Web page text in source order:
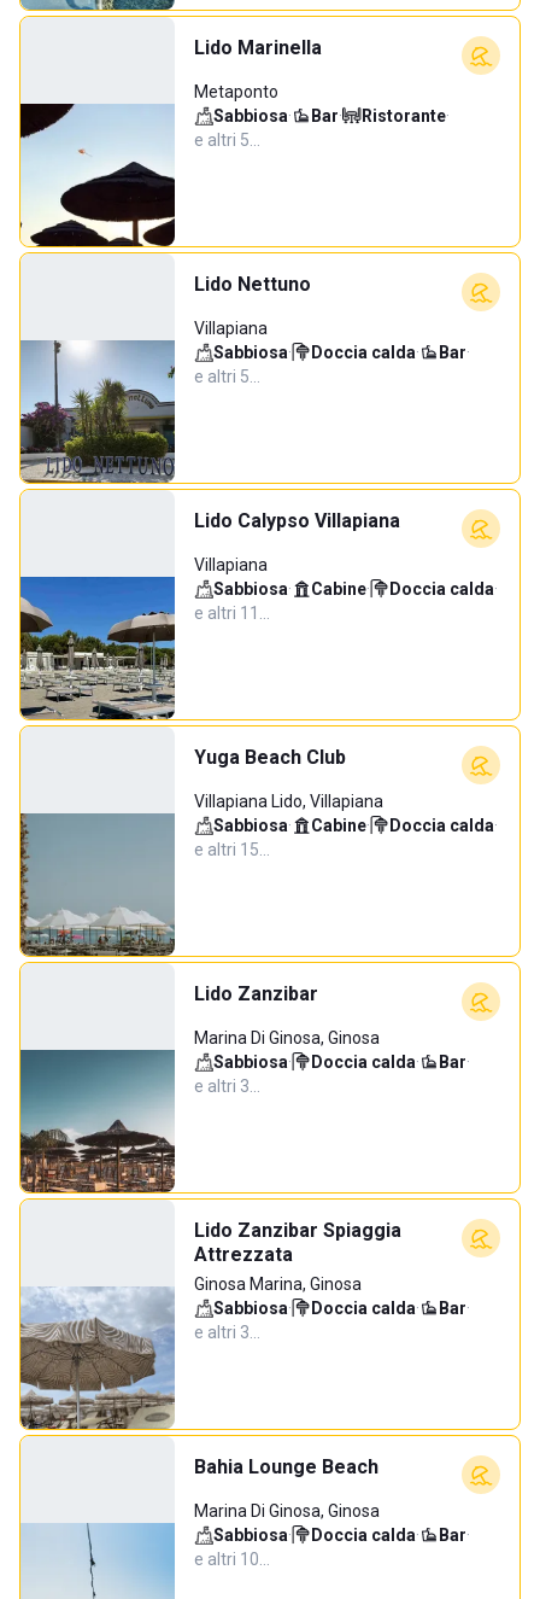
Lido Marinella
Metaponto
Sabbiosa· Bar· Ristorante·
e altri 5…
Lido Nettuno
Villapiana
Sabbiosa· Doccia calda· Bar·
e altri 5…
Lido Calypso Villapiana
Villapiana
Sabbiosa· Cabine· Doccia calda·
e altri 11…
Yuga Beach Club
Villapiana Lido, Villapiana
Sabbiosa· Cabine· Doccia calda·
e altri 15…
Lido Zanzibar
Marina Di Ginosa, Ginosa
Sabbiosa· Doccia calda· Bar·
e altri 3…
Lido Zanzibar Spiaggia
Attrezzata
Ginosa Marina, Ginosa
Sabbiosa· Doccia calda· Bar·
e altri 3…
Bahia Lounge Beach
Marina Di Ginosa, Ginosa
Sabbiosa· Doccia calda· Bar·
e altri 10…